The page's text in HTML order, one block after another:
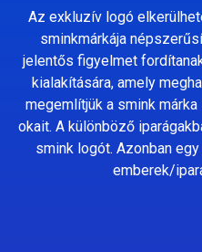
Az exkluzív logó
sminkmárkája
jelentős figyelmet
kialakítására, amely
megemlítjük a smink
okait. A különböző
smink logót. Azonban
emberek/